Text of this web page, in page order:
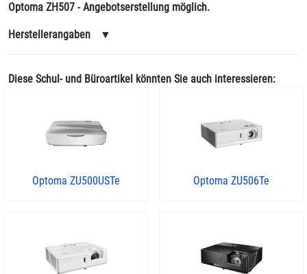
Optoma ZH507 - Angebotserstellung möglich.
Herstellerangaben ▼
Diese Schul- und Büroartikel könnten Sie auch interessieren:
Optoma ZU500USTe Optoma ZU506Te